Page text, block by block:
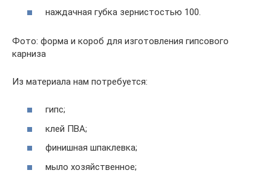
наждачная губка зернистостью 100.
Фото: форма и короб для изготовления гипсового
карниза
Из материала нам потребуется:
гипс;
клей ПВА;
финишная шпаклевка;
мыло хозяйственное;